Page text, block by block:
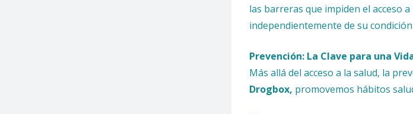
las barreras que impiden el acceso
independientemente de su
Prevención: La Clave para una
Más allá del acceso a la salud, la
Drogbox, promovemos hábitos